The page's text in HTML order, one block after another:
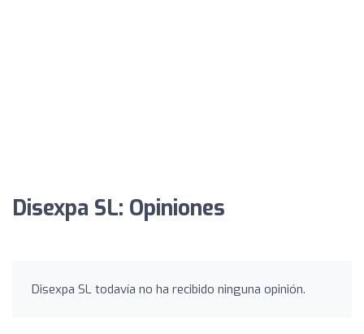
Disexpa SL: Opiniones
Disexpa SL todavía no ha recibido ninguna opinión.